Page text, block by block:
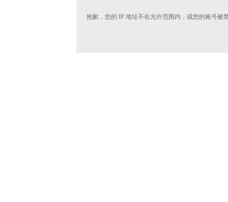
抱歉，您的 IP 地址不在允许范围内，或您的账号被